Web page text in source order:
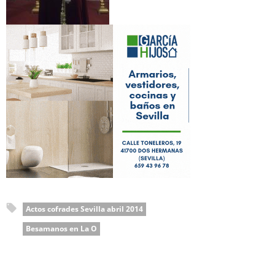
Actos cofrades Sevilla abril 2014
Besamanos en La O